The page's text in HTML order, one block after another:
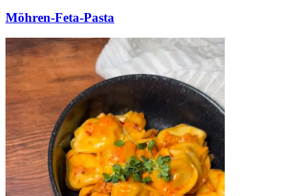
Möhren-Feta-Pasta